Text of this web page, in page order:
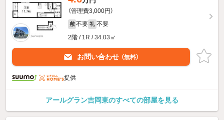
（管理費3,000円）
敷 不要 礼 不要
2階 / 1R / 34.03㎡
お問い合わせ （無料）
提供
アールグラン吉岡東のすべての部屋を見る